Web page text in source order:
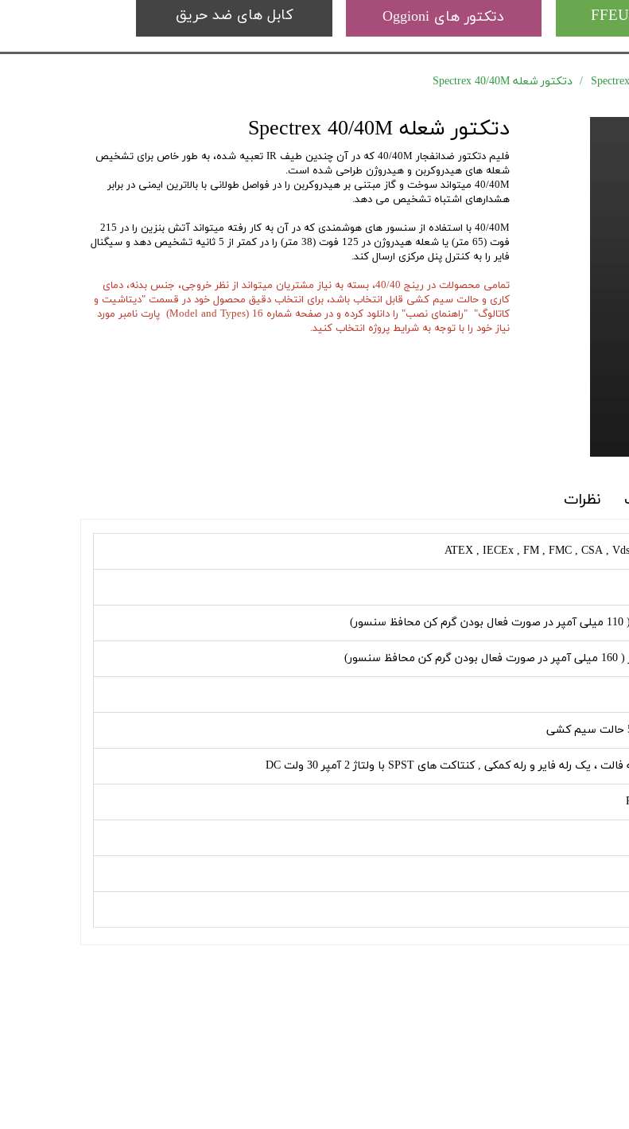
کابل های ضد حریق دتکتور های Oggioni
دتکتور شعله Spectrex 40/40M
دتکتور شعله Spectrex 40/40M
فلیم دتکتور ضدانفجار 40/40M که در آن چندین طیف IR تعبیه شده، به طور خاص برای تشخیص
شعله های هیدروکربن و هیدروژن طراحی شده است.
40/40M میتواند سوخت و گاز مبتنی بر هیدروکربن را در فواصل طولانی با بالاترین ایمنی در برابر
هشدارهای اشتباه تشخیص می دهد.
40/40M با استفاده از سنسور های هوشمندی که در آن به کار رفته میتواند آتش بنزین را در 215
فوت (65 متر) یا شعله هیدروژن در 125 فوت (38 متر) را در کمتر از 5 ثانیه تشخیص دهد و سیگنال
فایر را به کنترل پنل مرکزی ارسال کند.
تمامی محصولات در رینج 40/40، بسته به نیاز مشتریان میتواند از نظر خروجی، جنس بدنه، دمای
کاری و حالت سیم کشی قابل انتخاب باشد، برای انتخاب دقیق محصول خود در قسمت "دیتاشیت و
کاتالوگ" "راهنمای نصب" را دانلود کرده و در صفحه شماره 16 (Model and Types) پارت نامبر مورد
نیاز خود را با توجه به شرایط پروژه انتخاب کنید.
نظرات
ATEX , IECEx , FM , FMC , CSA ,